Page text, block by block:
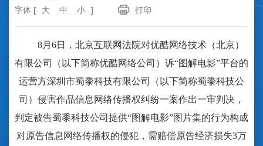
字体 [
大 中 小 ] 打印
8月6日，北京互联网法院对优酷网络技术（北京）
有限公司（以下简称优酷网络公司）诉“图解电影”平台的
运营方深圳市蜀黍科技有限公司（以下简称蜀黍科技公
司）侵害作品信息网络传播权纠纷一案作出一审判决，
判定被告蜀黍科技公司提供“图解电影”图片集的行为构成
对原告信息网络传播权的侵犯，需赔偿原告经济损失3万